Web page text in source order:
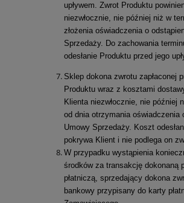
upływem. Zwrot Produktu
niezwłocznie, nie później niż w
złożenia oświadczenia o
Sprzedaży. Do zachowania
odesłanie Produktu przed jego
Sklep dokona zwrotu zapłaconej
Produktu wraz z kosztami
Klienta niezwłocznie, nie później
od dnia otrzymania oświadczenia
Umowy Sprzedaży. Koszt
pokrywa Klient i nie podlega on
W przypadku wystąpienia
środków za transakcję dokonaną
płatniczą, sprzedający dokona
bankowy przypisany do karty